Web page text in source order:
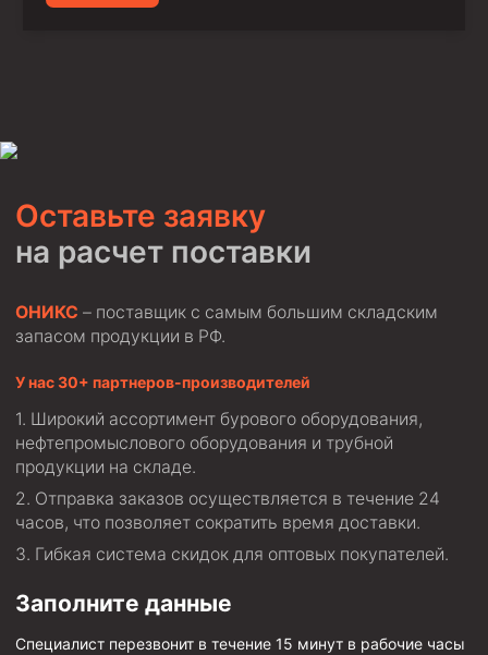
Оставьте заявку
на расчет поставки
ОНИКС – поставщик с самым большим складским
запасом продукции в РФ.
У нас 30+ партнеров-производителей
Широкий ассортимент бурового оборудования,
нефтепромыслового оборудования и трубной
продукции на складе.
Отправка заказов осуществляется в течение 24
часов, что позволяет сократить время доставки.
Гибкая система скидок для оптовых покупателей.
Заполните данные
Специалист перезвонит в течение 15 минут в рабочие часы